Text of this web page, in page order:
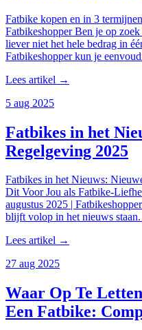
Fatbike kopen en in 3
Fatbikeshopper Ben je op
liever niet het hele bedrag in
Fatbikeshopper kun je
Lees artikel →
5 aug 2025
Fatbikes in het
Regelgeving 2025
Fatbikes in het Nieuws:
Dit Voor Jou als Fatbike-
augustus 2025 |
blijft volop in het nieuws
Lees artikel →
27 aug 2025
Waar Op Te
Een Fatbike: